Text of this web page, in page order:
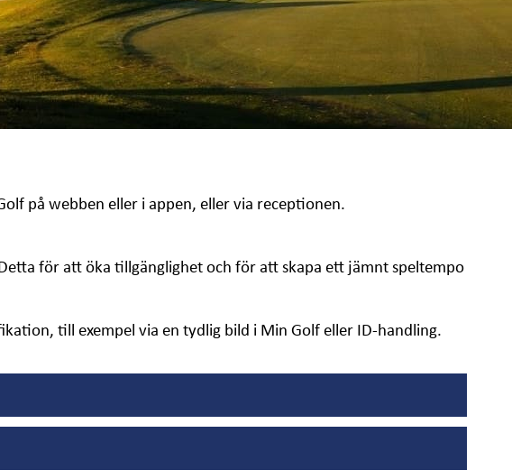
på webben eller i appen, eller via receptionen.
för att öka tillgänglighet och för att skapa ett jämnt speltempo
till exempel via en tydlig bild i Min Golf eller ID-handling.